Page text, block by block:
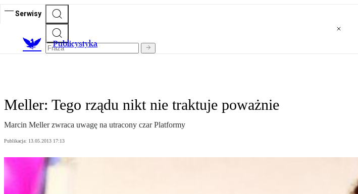
Serwisy
Publicystyka
Meller: Tego rządu nikt nie traktuje poważnie
Marcin Meller zwraca uwagę na utracony czar Platformy
Publikacja: 13.05.2013 17:13